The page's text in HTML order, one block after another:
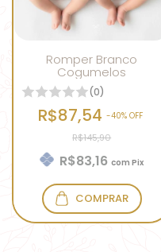
Romper Branco
Cogumelos
(0)
R$87,54 -40% OFF
R$145,90
R$83,16com Pix
COMPRAR